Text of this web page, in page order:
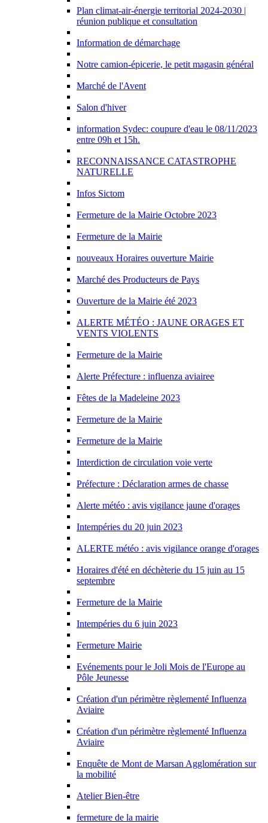
Plan climat-air-énergie territorial 2024-2030 |
réunion publique et consultation
Information de démarchage
Notre camion-épicerie, le petit magasin général
Marché de l'Avent
Salon d'hiver
information Sydec: coupure d'eau le 08/11/2023
entre 09h et 15h.
RECONNAISSANCE CATASTROPHE
NATURELLE
Infos Sictom
Fermeture de la Mairie Octobre 2023
Fermeture de la Mairie
nouveaux Horaires ouverture Mairie
Marché des Producteurs de Pays
Ouverture de la Mairie été 2023
ALERTE MÉTÉO : JAUNE ORAGES ET
VENTS VIOLENTS
Fermeture de la Mairie
Alerte Préfecture : influenza aviairee
Fêtes de la Madeleine 2023
Fermeture de la Mairie
Fermeture de la Mairie
Interdiction de circulation voie verte
Préfecture : Déclaration armes de chasse
Alerte météo : avis vigilance jaune d'orages
Intempéries du 20 juin 2023
ALERTE météo : avis vigilance orange d'orages
Horaires d'été en déchèterie du 15 juin au 15
septembre
Fermeture de la Mairie
Intempéries du 6 juin 2023
Fermeture Mairie
Evénements pour le Joli Mois de l'Europe au
Pôle Jeunesse
Création d'un périmètre règlementé Influenza
Aviaire
Création d'un périmètre règlementé Influenza
Aviaire
Enquête de Mont de Marsan Agglomération sur
la mobilité
Atelier Bien-être
fermeture de la mairie